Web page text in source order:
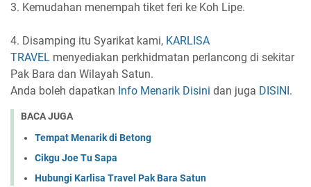
3. Kemudahan menempah tiket feri ke Koh Lipe.
4. Disamping itu Syarikat kami, KARLISA
TRAVEL menyediakan perkhidmatan perlancong di sekitar
Pak Bara dan Wilayah Satun.
Anda boleh dapatkan Info Menarik Disini dan juga DISINI.
BACA JUGA
Tempat Menarik di Betong
Cikgu Joe Tu Sapa
Hubungi Karlisa Travel Pak Bara Satun